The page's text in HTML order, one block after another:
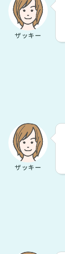
ザッキー
ザッキー